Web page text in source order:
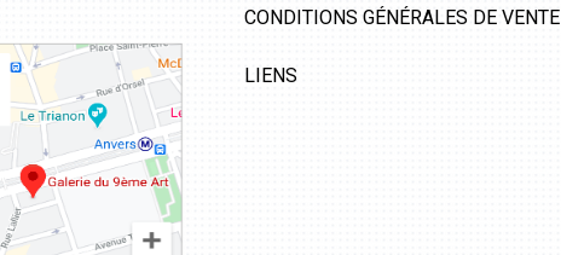
CONDITIONS GÉNÉRALES DE VENTE
LIENS